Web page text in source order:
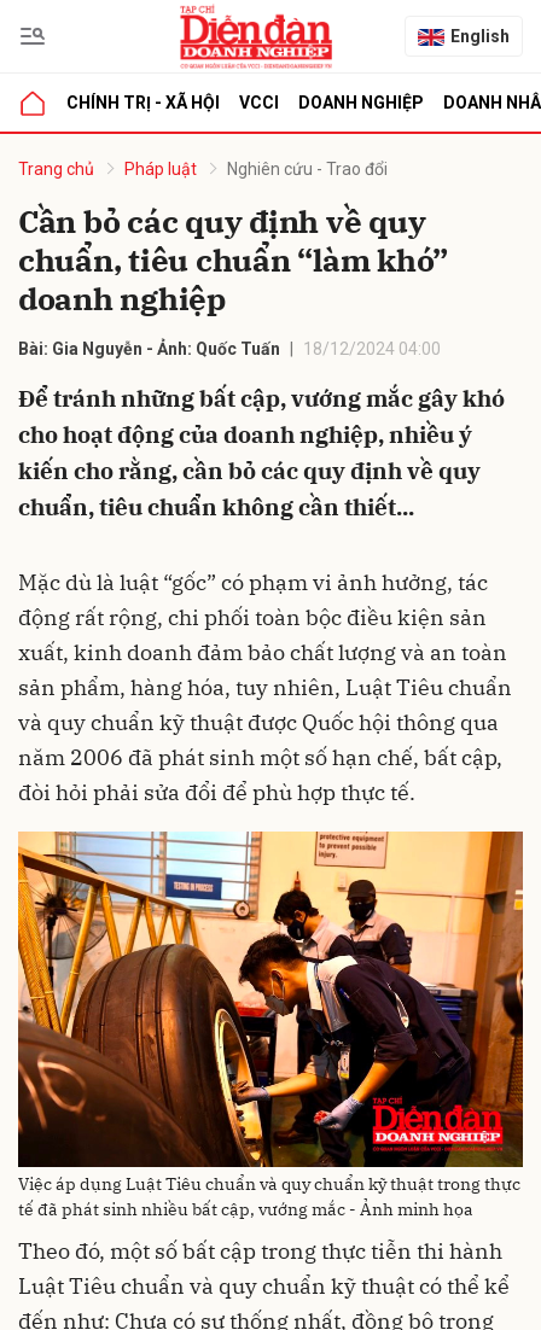
English
CHÍNH TRỊ - XÃ HỘI VCCI DOANH NGHIỆP DOANH
Trang chủ Pháp luật Nghiên cứu - Trao đổi
Cần bỏ các quy định về quy
chuẩn, tiêu chuẩn “làm khó”
doanh nghiệp
Bài: Gia Nguyễn - Ảnh: Quốc Tuấn 18/12/2024 04:00
Để tránh những bất cập, vướng mắc gây khó
cho hoạt động của doanh nghiệp, nhiều ý
kiến cho rằng, cần bỏ các quy định về quy
chuẩn, tiêu chuẩn không cần thiết...
Mặc dù là luật “gốc” có phạm vi ảnh hưởng, tác
động rất rộng, chi phối toàn bộc điều kiện sản
xuất, kinh doanh đảm bảo chất lượng và an toàn
sản phẩm, hàng hóa, tuy nhiên, Luật Tiêu chuẩn
và quy chuẩn kỹ thuật được Quốc hội thông qua
năm 2006 đã phát sinh một số hạn chế, bất cập,
đòi hỏi phải sửa đổi để phù hợp thực tế.
Việc áp dụng Luật Tiêu chuẩn và quy chuẩn kỹ thuật trong thực
tế đã phát sinh nhiều bất cập, vướng mắc - Ảnh minh họa
Theo đó, một số bất cập trong thực tiễn thi hành
Luật Tiêu chuẩn và quy chuẩn kỹ thuật có thể kể
đến như: Chưa có sự thống nhất, đồng bộ trong
luận
Hủy